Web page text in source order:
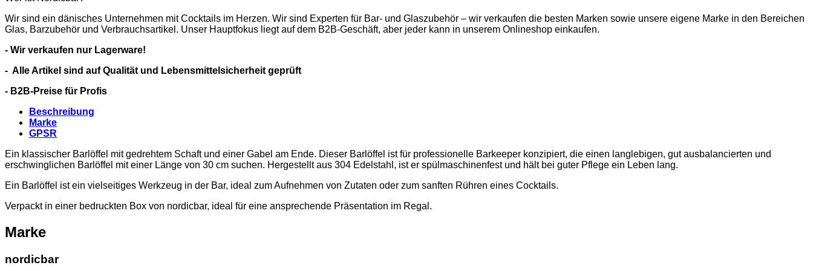
Wir sind ein dänisches Unternehmen mit Cocktails im Herzen. Wir sind Experten für Bar- und Glaszubehör – wir verkaufen die besten Marken sowie unsere eigene Marke in den Bereichen
Glas, Barzubehör und Verbrauchsartikel. Unser Hauptfokus liegt auf dem B2B-Geschäft, aber jeder kann in unserem Onlineshop einkaufen.
- Wir verkaufen nur Lagerware!
- Alle Artikel sind auf Qualität und Lebensmittelsicherheit geprüft
- B2B-Preise für Profis
Beschreibung
Marke
GPSR
Ein klassischer Barlöffel mit gedrehtem Schaft und einer Gabel am Ende. Dieser Barlöffel ist für professionelle Barkeeper konzipiert, die einen langlebigen, gut ausbalancierten und
erschwinglichen Barlöffel mit einer Länge von 30 cm suchen. Hergestellt aus 304 Edelstahl, ist er spülmaschinenfest und hält bei guter Pflege ein Leben lang.
Ein Barlöffel ist ein vielseitiges Werkzeug in der Bar, ideal zum Aufnehmen von Zutaten oder zum sanften Rühren eines Cocktails.
Verpackt in einer bedruckten Box von nordicbar, ideal für eine ansprechende Präsentation im Regal.
Marke
nordicbar